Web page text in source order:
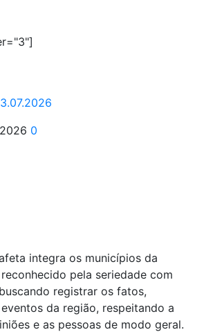
0
integra os municípios da
pela seriedade com
registrar os fatos,
da região, respeitando a
e as pessoas de modo geral.